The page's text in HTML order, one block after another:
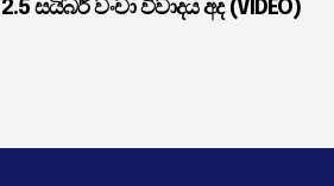
2.5 සයිබර් වංචා විවාදය අද (VIDEO)